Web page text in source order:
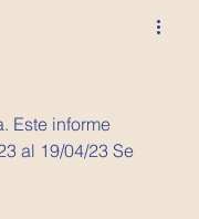
Este informe
al 19/04/23 Se